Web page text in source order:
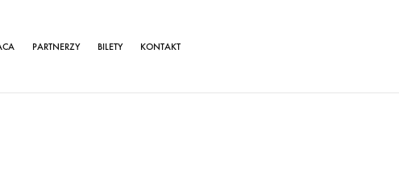
PARTNERZY BILETY KONTAKT